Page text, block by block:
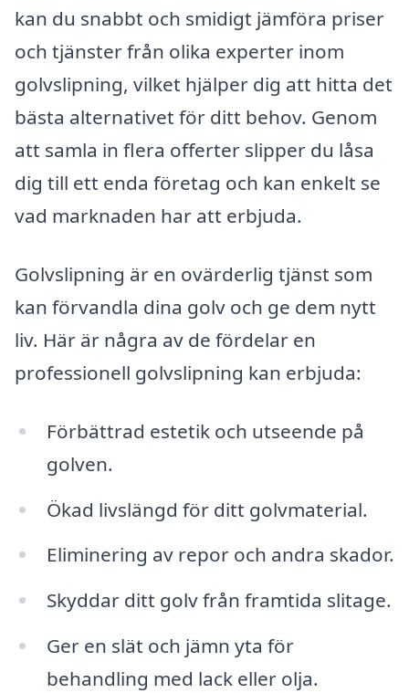
kan du snabbt och smidigt jämföra priser
och tjänster från olika experter inom
golvslipning, vilket hjälper dig att hitta det
bästa alternativet för ditt behov. Genom
att samla in flera offerter slipper du låsa
dig till ett enda företag och kan enkelt se
vad marknaden har att erbjuda.
Golvslipning är en ovärderlig tjänst som
kan förvandla dina golv och ge dem nytt
liv. Här är några av de fördelar en
professionell golvslipning kan erbjuda:
Förbättrad estetik och utseende på
golven.
Ökad livslängd för ditt golvmaterial.
Eliminering av repor och andra skador.
Skyddar ditt golv från framtida slitage.
Ger en slät och jämn yta för
behandling med lack eller olja.